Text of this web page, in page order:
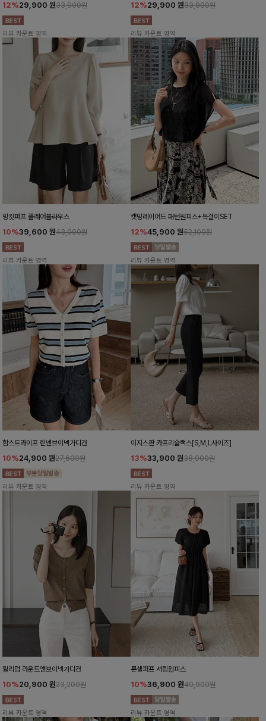
12%29,900 원33,900원
리뷰 카운트 영역
12%29,900 원33,900원
리뷰 카운트 영역
밍킷퍼프 플레어블라우스
10%39,600 원43,900원
리뷰 카운트 영역
캣밍레이어드 패턴원피스+목걸이SET
12%45,900 원52,100원
리뷰 카운트 영역
함스트라이프 린넨브이넥가디건
10%24,900 원27,600원
리뷰 카운트 영역
이지스판 카프리슬랙스[S,M,L사이즈]
13%33,900 원38,900원
리뷰 카운트 영역
윌리덤 라운드앤브이넥가디건
10%20,900 원23,200원
리뷰 카운트 영역
룬셀퍼프 셔링원피스
10%36,900 원40,900원
리뷰 카운트 영역